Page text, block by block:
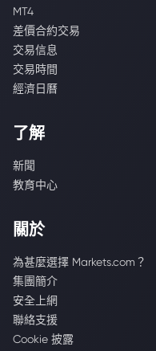
MT4
差價合約交易
交易信息
交易時間
經濟日曆
了解
新聞
教育中心
關於
為甚麼選擇 Markets.com？
集團簡介
安全上網
聯絡支援
Cookie 披露